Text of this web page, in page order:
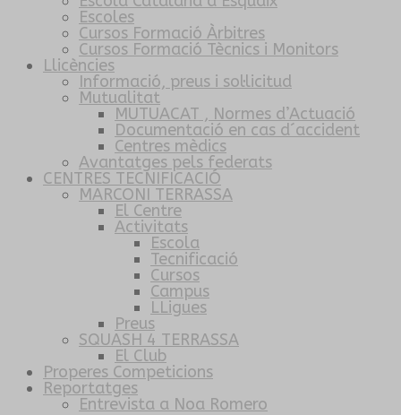
Escoles
Cursos Formació Àrbitres
Cursos Formació Tècnics i Monitors
Llicències
Informació, preus i sol·licitud
Mutualitat
MUTUACAT , Normes d’Actuació
Documentació en cas d´accident
Centres mèdics
Avantatges pels federats
CENTRES TECNIFICACIÓ
MARCONI TERRASSA
El Centre
Activitats
Escola
Tecnificació
Cursos
Campus
LLigues
Preus
SQUASH 4 TERRASSA
El Club
Properes Competicions
Reportatges
Entrevista a Noa Romero